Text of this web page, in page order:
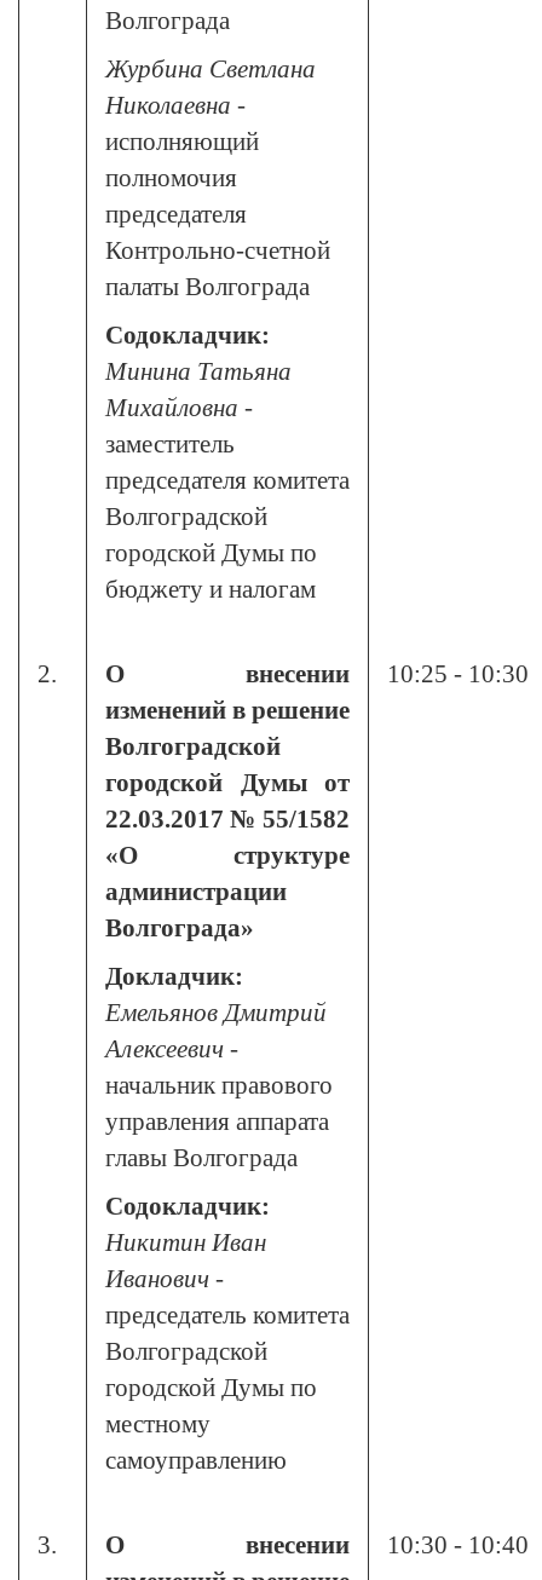
Волгограда
Журбина Светлана
Николаевна -
исполняющий
полномочия
председателя
Контрольно-счетной
палаты Волгограда
Содокладчик:
Минина Татьяна
Михайловна -
заместитель
председателя комитета
Волгоградской
городской Думы по
бюджету и налогам
2.
О внесении
изменений в решение
Волгоградской
городской Думы от
22.03.2017 № 55/1582
«О структуре
администрации
Волгограда»
Докладчик:
Емельянов Дмитрий
Алексеевич -
начальник правового
управления аппарата
главы Волгограда
Содокладчик:
Никитин Иван
Иванович -
председатель комитета
Волгоградской
городской Думы по
местному
самоуправлению
10:25 - 10:30
3.
О внесении
10:30 - 10:40